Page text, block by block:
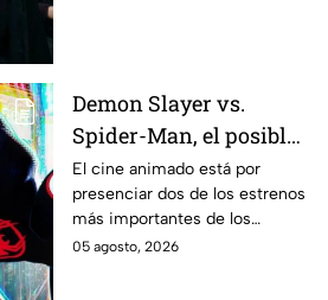
Demon Slayer vs.
Spider-Man, el posible
gran enfrentamiento
en taquilla del 2027
El cine animado está por
presenciar dos de los estrenos
más importantes de los
últimos años.
05 agosto, 2026